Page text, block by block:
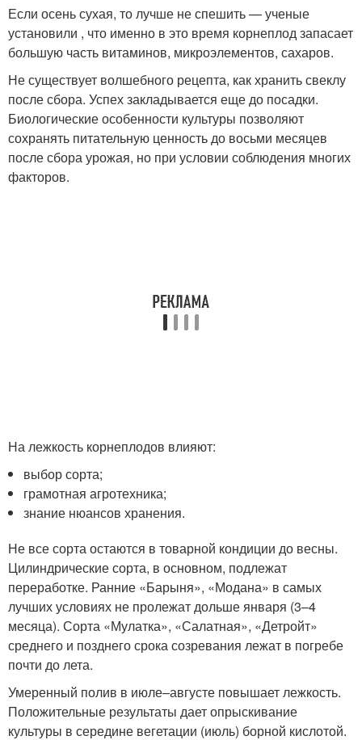
Если осень сухая, то лучше не спешить — ученые
установили , что именно в это время корнеплод запасает
большую часть витаминов, микроэлементов, сахаров.
Не существует волшебного рецепта, как хранить свеклу
после сбора. Успех закладывается еще до посадки.
Биологические особенности культуры позволяют
сохранять питательную ценность до восьми месяцев
после сбора урожая, но при условии соблюдения многих
факторов.
На лежкость корнеплодов влияют:
выбор сорта;
грамотная агротехника;
знание нюансов хранения.
Не все сорта остаются в товарной кондиции до весны.
Цилиндрические сорта, в основном, подлежат
переработке. Ранние «Барыня», «Модана» в самых
лучших условиях не пролежат дольше января (3–4
месяца). Сорта «Мулатка», «Салатная», «Детройт»
среднего и позднего срока созревания лежат в погребе
почти до лета.
Умеренный полив в июле–августе повышает лежкость.
Положительные результаты дает опрыскивание
культуры в середине вегетации (июль) борной кислотой.